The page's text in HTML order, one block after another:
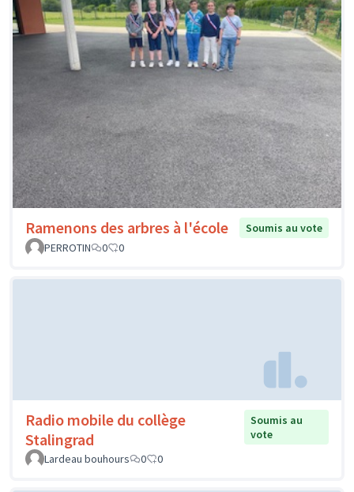
Ramenons des arbres à l'école
Soumis au vote
PERROTIN
0 0
Radio mobile du collège
Stalingrad
Soumis au
vote
Lardeau bouhours
0 0